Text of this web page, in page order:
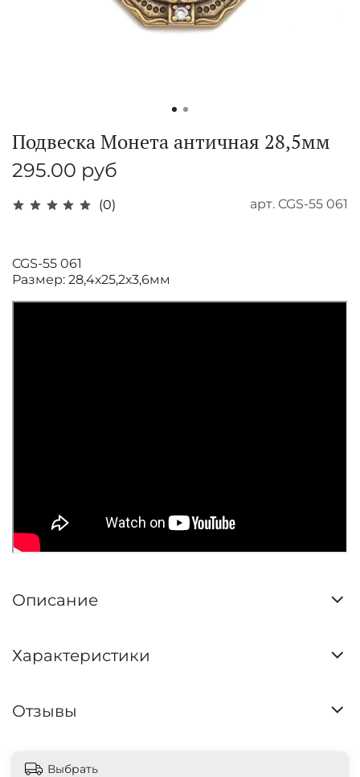
(0) арт. CGS-55 061
Подвеска Монета античная 28,5мм
295.00 руб
CGS-55 061
Размер: 28,4х25,2х3,6мм
Описание
Характеристики
Отзывы
Выбрать